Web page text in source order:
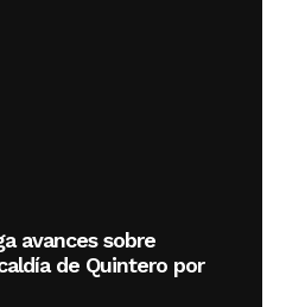
avances sobre
de Quintero por